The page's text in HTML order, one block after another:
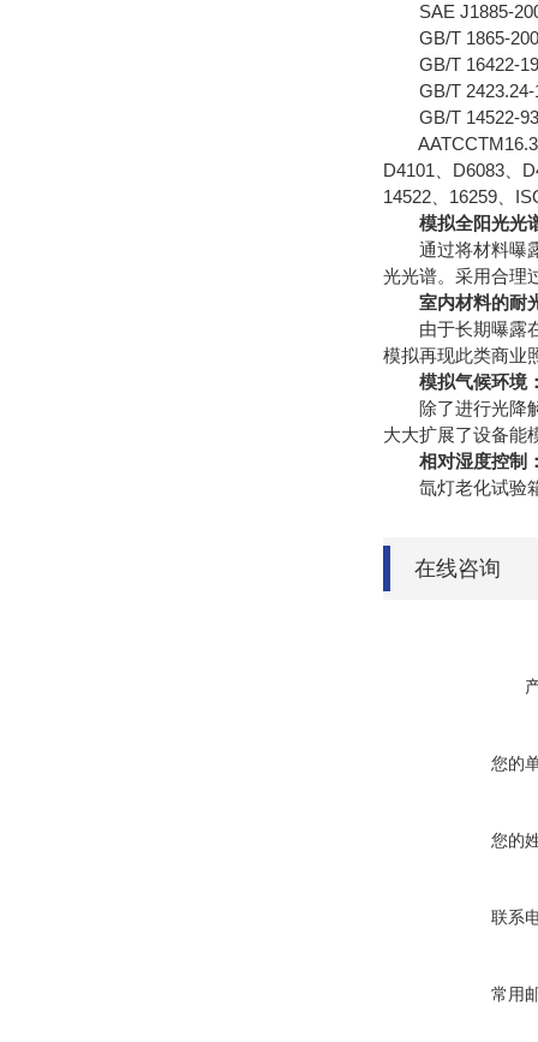
SAE J1885-
GB/T 1865-
GB/T 16422-
GB/T 2423.24-
GB/T 14522-93
AATCCTM16.3-
D4101、D6083、
14522、16259、
模拟全阳光光
通过将材料曝露
光光谱。采用合理
室内材料的耐
由于长期曝露在
模拟再现此类商业
模拟气候环境
除了进行光降解
大大扩展了设备能
相对湿度控制
氙灯老化试验箱
在线咨询
您的
您的
联系
常用